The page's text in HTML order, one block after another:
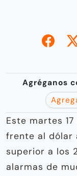
Agréganos
Este martes
frente al dólar
superior a los
alarmas de